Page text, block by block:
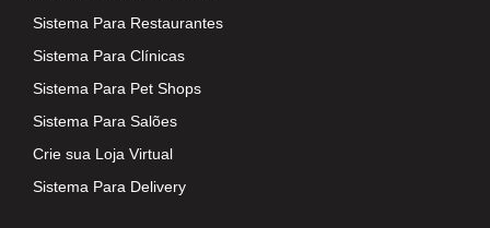
Sistema Para Restaurantes
Sistema Para Clínicas
Sistema Para Pet Shops
Sistema Para Salões
Crie sua Loja Virtual
Sistema Para Delivery